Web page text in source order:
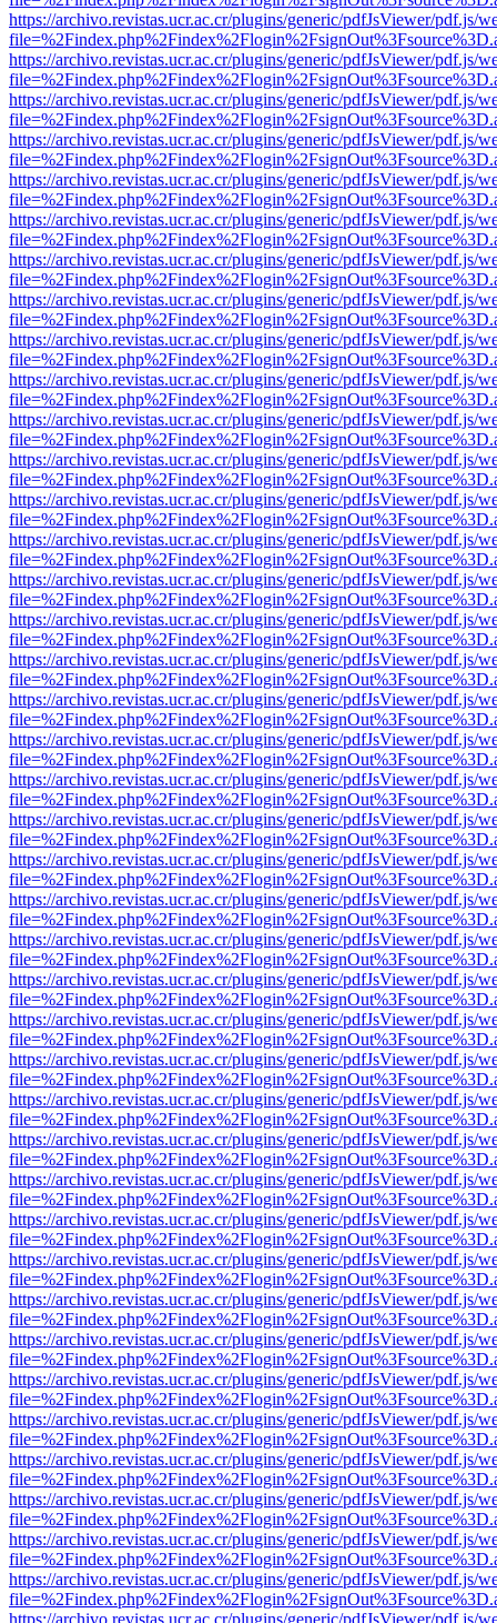
https://archivo.revistas.ucr.ac.cr/plugins/generic/pdfJsViewer/pdf.js/
https://archivo.revistas.ucr.ac.cr/plugins/generic/pdfJsViewer/pdf.js/
https://archivo.revistas.ucr.ac.cr/plugins/generic/pdfJsViewer/pdf.js/
https://archivo.revistas.ucr.ac.cr/plugins/generic/pdfJsViewer/pdf.js/
https://archivo.revistas.ucr.ac.cr/plugins/generic/pdfJsViewer/pdf.js/
https://archivo.revistas.ucr.ac.cr/plugins/generic/pdfJsViewer/pdf.js/
https://archivo.revistas.ucr.ac.cr/plugins/generic/pdfJsViewer/pdf.js/
https://archivo.revistas.ucr.ac.cr/plugins/generic/pdfJsViewer/pdf.js/
https://archivo.revistas.ucr.ac.cr/plugins/generic/pdfJsViewer/pdf.js/
https://archivo.revistas.ucr.ac.cr/plugins/generic/pdfJsViewer/pdf.js/
https://archivo.revistas.ucr.ac.cr/plugins/generic/pdfJsViewer/pdf.js/
https://archivo.revistas.ucr.ac.cr/plugins/generic/pdfJsViewer/pdf.js/
https://archivo.revistas.ucr.ac.cr/plugins/generic/pdfJsViewer/pdf.js/
https://archivo.revistas.ucr.ac.cr/plugins/generic/pdfJsViewer/pdf.js/
https://archivo.revistas.ucr.ac.cr/plugins/generic/pdfJsViewer/pdf.js/
https://archivo.revistas.ucr.ac.cr/plugins/generic/pdfJsViewer/pdf.js/
https://archivo.revistas.ucr.ac.cr/plugins/generic/pdfJsViewer/pdf.js/
https://archivo.revistas.ucr.ac.cr/plugins/generic/pdfJsViewer/pdf.js/
https://archivo.revistas.ucr.ac.cr/plugins/generic/pdfJsViewer/pdf.js/
https://archivo.revistas.ucr.ac.cr/plugins/generic/pdfJsViewer/pdf.js/
https://archivo.revistas.ucr.ac.cr/plugins/generic/pdfJsViewer/pdf.js/
https://archivo.revistas.ucr.ac.cr/plugins/generic/pdfJsViewer/pdf.js/
https://archivo.revistas.ucr.ac.cr/plugins/generic/pdfJsViewer/pdf.js/
https://archivo.revistas.ucr.ac.cr/plugins/generic/pdfJsViewer/pdf.js/
https://archivo.revistas.ucr.ac.cr/plugins/generic/pdfJsViewer/pdf.js/
https://archivo.revistas.ucr.ac.cr/plugins/generic/pdfJsViewer/pdf.js/
https://archivo.revistas.ucr.ac.cr/plugins/generic/pdfJsViewer/pdf.js/
https://archivo.revistas.ucr.ac.cr/plugins/generic/pdfJsViewer/pdf.js/
https://archivo.revistas.ucr.ac.cr/plugins/generic/pdfJsViewer/pdf.js/
https://archivo.revistas.ucr.ac.cr/plugins/generic/pdfJsViewer/pdf.js/
https://archivo.revistas.ucr.ac.cr/plugins/generic/pdfJsViewer/pdf.js/
https://archivo.revistas.ucr.ac.cr/plugins/generic/pdfJsViewer/pdf.js/
https://archivo.revistas.ucr.ac.cr/plugins/generic/pdfJsViewer/pdf.js/
https://archivo.revistas.ucr.ac.cr/plugins/generic/pdfJsViewer/pdf.js/
https://archivo.revistas.ucr.ac.cr/plugins/generic/pdfJsViewer/pdf.js/
https://archivo.revistas.ucr.ac.cr/plugins/generic/pdfJsViewer/pdf.js/
https://archivo.revistas.ucr.ac.cr/plugins/generic/pdfJsViewer/pdf.js/
https://archivo.revistas.ucr.ac.cr/plugins/generic/pdfJsViewer/pdf.js/
https://archivo.revistas.ucr.ac.cr/plugins/generic/pdfJsViewer/pdf.js/
https://archivo.revistas.ucr.ac.cr/plugins/generic/pdfJsViewer/pdf.js/
https://archivo.revistas.ucr.ac.cr/plugins/generic/pdfJsViewer/pdf.js/